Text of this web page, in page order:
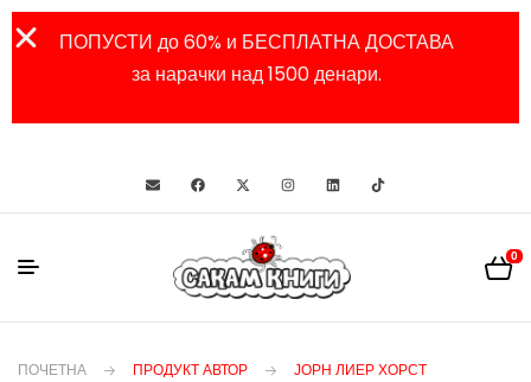
ПОПУСТИ до 60% и БЕСПЛАТНА ДОСТАВА
за нарачки над 1500 денари.
0
ПОЧЕТНА ПРОДУКТ АВТОР ЈОРН ЛИЕР ХОРСТ